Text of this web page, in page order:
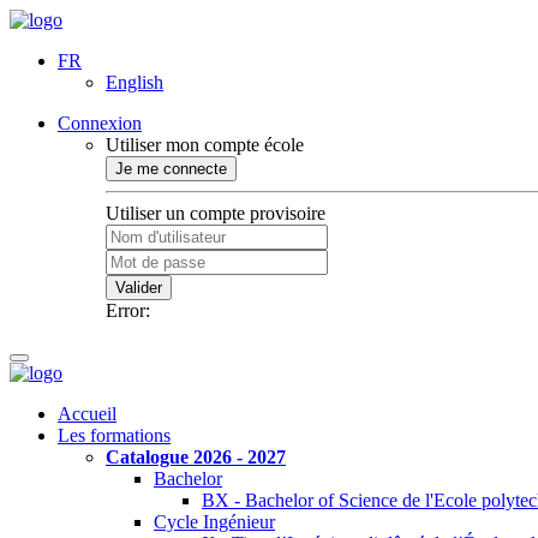
FR
English
Connexion
Utiliser mon compte école
Je me connecte
Utiliser un compte provisoire
Valider
Error:
Accueil
Les formations
Catalogue 2026 - 2027
Bachelor
BX - Bachelor of Science de l'Ecole
Cycle Ingénieur